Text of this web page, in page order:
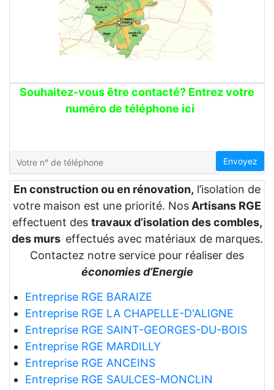
Souhaitez-vous être contacté? Entrez votre
numéro de téléphone ici
Envoyez
En construction ou en rénovation, l’isolation de
votre maison est une priorité. Nos Artisans RGE
effectuent des travaux d’isolation des combles,
des murs effectués avec matériaux de marques.
Contactez notre service pour réaliser des
économies d’Energie
Entreprise RGE BARAIZE
Entreprise RGE LA CHAPELLE-D'ALIGNE
Entreprise RGE SAINT-GEORGES-DU-BOIS
Entreprise RGE MARDILLY
Entreprise RGE ANCEINS
Entreprise RGE SAULCES-MONCLIN